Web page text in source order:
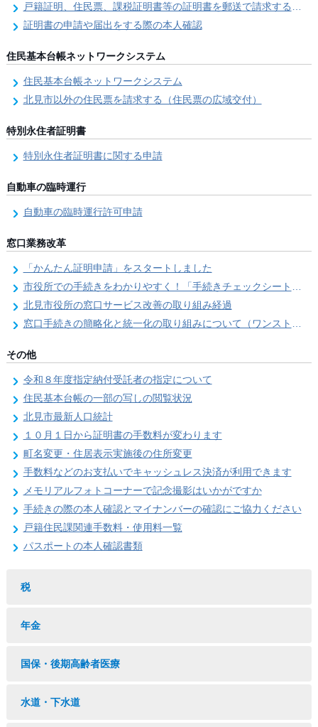
戸籍証明、住民票、課税証明書等の証明書を郵送で請求する際の本人確認
証明書の申請や届出をする際の本人確認
住民基本台帳ネットワークシステム
住民基本台帳ネットワークシステム
北見市以外の住民票を請求する（住民票の広域交付）
特別永住者証明書
特別永住者証明書に関する申請
自動車の臨時運行
自動車の臨時運行許可申請
窓口業務改革
「かんたん証明申請」をスタートしました
市役所での手続きをわかりやすく！「手続きチェックシート」を導入しました
北見市役所の窓口サービス改善の取り組み経過
窓口手続きの簡略化と統一化の取り組みについて（ワンストップサービス推進事業）
その他
令和８年度指定納付受託者の指定について
住民基本台帳の一部の写しの閲覧状況
北見市最新人口統計
１０月１日から証明書の手数料が変わります
町名変更・住居表示実施後の住所変更
手数料などのお支払いでキャッシュレス決済が利用できます
メモリアルフォトコーナーで記念撮影はいかがですか
手続きの際の本人確認とマイナンバーの確認にご協力ください
戸籍住民課関連手数料・使用料一覧
パスポートの本人確認書類
税
年金
国保・後期高齢者医療
水道・下水道